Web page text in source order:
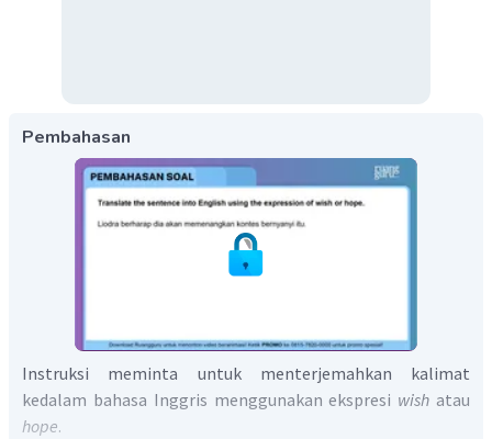
Pembahasan
Instruksi meminta untuk menterjemahkan kalimat
kedalam bahasa Inggris menggunakan ekspresi wishatau
hope.